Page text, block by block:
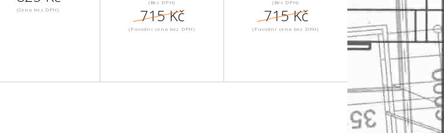
(Cena bez DPH)
(Bez DPH)
715 Kč
(Puvodní cena bez DPH)
(Bez DPH)
715 Kč
(Puvodní cena bez DPH)